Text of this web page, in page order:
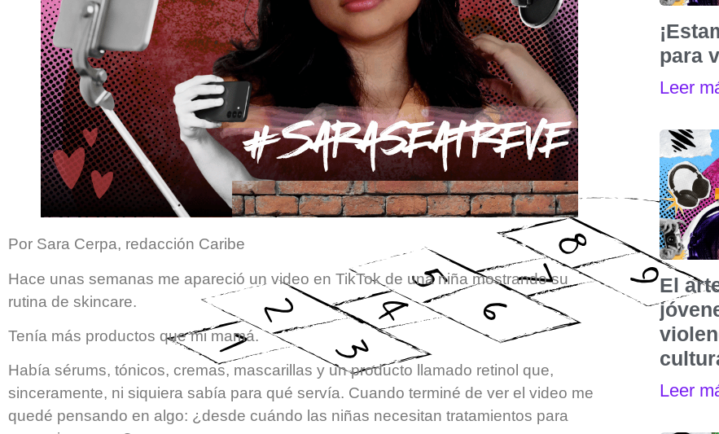
Por Sara Cerpa, redacción Caribe
Hace unas semanas me apareció un video en TikTok de una niña mostrando su
rutina de skincare.
Tenía más productos que mi mamá.
Había sérums, tónicos, cremas, mascarillas y un producto llamado retinol que,
sinceramente, ni siquiera sabía para qué servía. Cuando terminé de ver el video me
quedé pensando en algo: ¿desde cuándo las niñas necesitan tratamientos para
para
Leer
El
Leer